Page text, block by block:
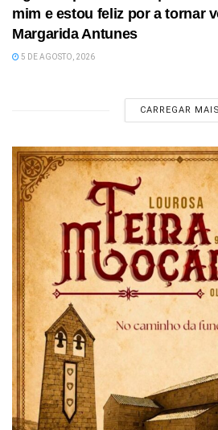
mim e estou feliz por a tornar
Margarida Antunes
5 DE AGOSTO, 2026
CARREGAR MAIS